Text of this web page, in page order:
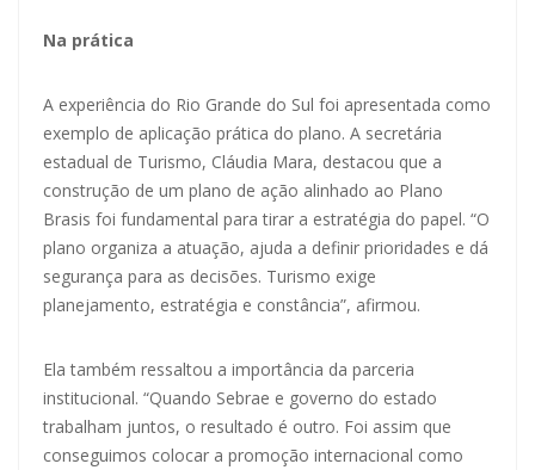
Na prática
A experiência do Rio Grande do Sul foi apresentada como
exemplo de aplicação prática do plano. A secretária
estadual de Turismo, Cláudia Mara, destacou que a
construção de um plano de ação alinhado ao Plano
Brasis foi fundamental para tirar a estratégia do papel. “O
plano organiza a atuação, ajuda a definir prioridades e dá
segurança para as decisões. Turismo exige
planejamento, estratégia e constância”, afirmou.
Ela também ressaltou a importância da parceria
institucional. “Quando Sebrae e governo do estado
trabalham juntos, o resultado é outro. Foi assim que
conseguimos colocar a promoção internacional como